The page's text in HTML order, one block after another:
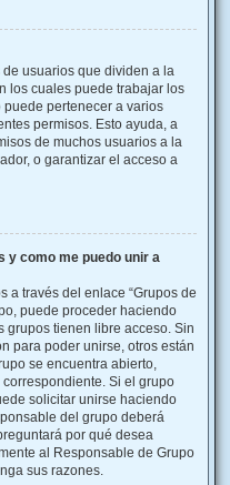
usuarios que dividen a la
los cuales puede trabajar los
pertenecer a varios
permisos. Esto ayuda, a
de muchos usuarios a la
o garantizar el acceso a
y como me puedo unir a
a través del enlace “Grupos de
puede proceder haciendo
grupos tienen libre acceso. Sin
para poder unirse, otros están
se encuentra abierto,
Si el grupo
solicitar unirse haciendo
del grupo deberá
por qué desea
al Responsable de Grupo
sus razones.